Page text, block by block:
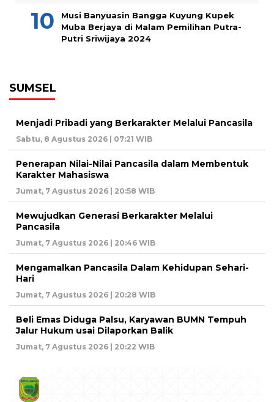
Musi Banyuasin Bangga Kuyung Kupek
Muba Berjaya di Malam Pemilihan Putra-
Putri Sriwijaya 2024
SUMSEL
Menjadi Pribadi yang Berkarakter Melalui Pancasila
Sabtu, 8 Agustus 2026 | 07:21 WIB
Penerapan Nilai-Nilai Pancasila dalam Membentuk
Karakter Mahasiswa
Jumat, 7 Agustus 2026 | 20:58 WIB
Mewujudkan Generasi Berkarakter Melalui
Pancasila
Jumat, 7 Agustus 2026 | 20:46 WIB
Mengamalkan Pancasila Dalam Kehidupan Sehari-
Hari
Jumat, 7 Agustus 2026 | 20:28 WIB
Beli Emas Diduga Palsu, Karyawan BUMN Tempuh
Jalur Hukum usai Dilaporkan Balik
Jumat, 7 Agustus 2026 | 20:22 WIB